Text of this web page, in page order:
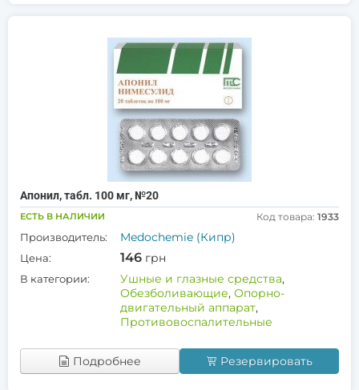
Апонил, табл. 100 мг, №20
ЕСТЬ В НАЛИЧИИ Код товара: 1933
Производитель: Medochemie (Кипр)
Цена: 146 грн
В категории: Ушные и глазные средства,
Обезболивающие, Опорно-
двигательный аппарат,
Противовоспалительные
Подробнее Резервировать